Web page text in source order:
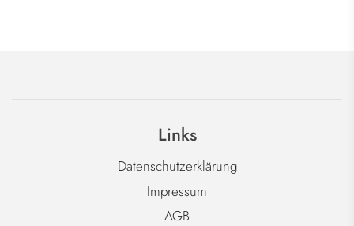
Links
Datenschutzerklärung
Impressum
AGB